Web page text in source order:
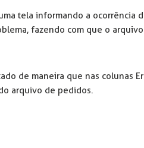
tela informando a ocorrência
fazendo com que o
de maneira que nas colunas
arquivo de pedidos.